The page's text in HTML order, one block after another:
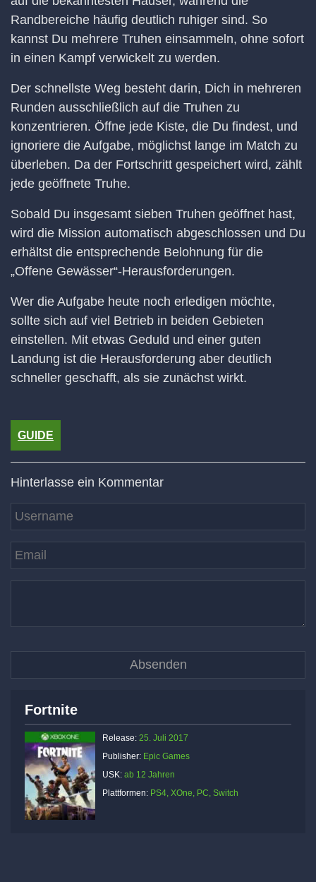
Randbereiche häufig deutlich ruhiger sind. So
kannst Du mehrere Truhen einsammeln, ohne sofort
in einen Kampf verwickelt zu werden.
Der schnellste Weg besteht darin, Dich in mehreren
Runden ausschließlich auf die Truhen zu
konzentrieren. Öffne jede Kiste, die Du findest, und
ignoriere die Aufgabe, möglichst lange im Match zu
überleben. Da der Fortschritt gespeichert wird, zählt
jede geöffnete Truhe.
Sobald Du insgesamt sieben Truhen geöffnet hast,
wird die Mission automatisch abgeschlossen und Du
erhältst die entsprechende Belohnung für die
„Offene Gewässer“-Herausforderungen.
Wer die Aufgabe heute noch erledigen möchte,
sollte sich auf viel Betrieb in beiden Gebieten
einstellen. Mit etwas Geduld und einer guten
Landung ist die Herausforderung aber deutlich
schneller geschafft, als sie zunächst wirkt.
GUIDE
Hinterlasse ein Kommentar
Fortnite
Release: 25. Juli 2017
Publisher: Epic Games
USK: ab 12 Jahren
Plattformen: PS4, XOne, PC, Switch